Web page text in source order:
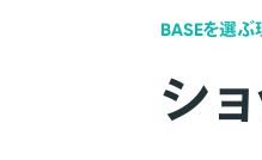
BASEを選ぶ
シ